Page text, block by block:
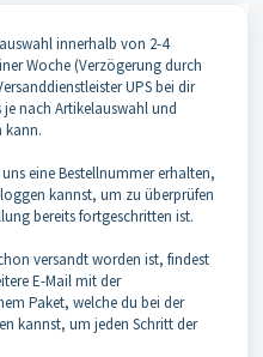
innerhalb von 2-4
Woche (Verzögerung durch
UPS bei dir
nach Artikelauswahl und
kann.
eine Bestellnummer erhalten,
kannst, um zu überprüfen
bereits fortgeschritten ist.
versandt worden ist, findest
E-Mail mit der
Paket, welche du bei der
kannst, um jeden Schritt der